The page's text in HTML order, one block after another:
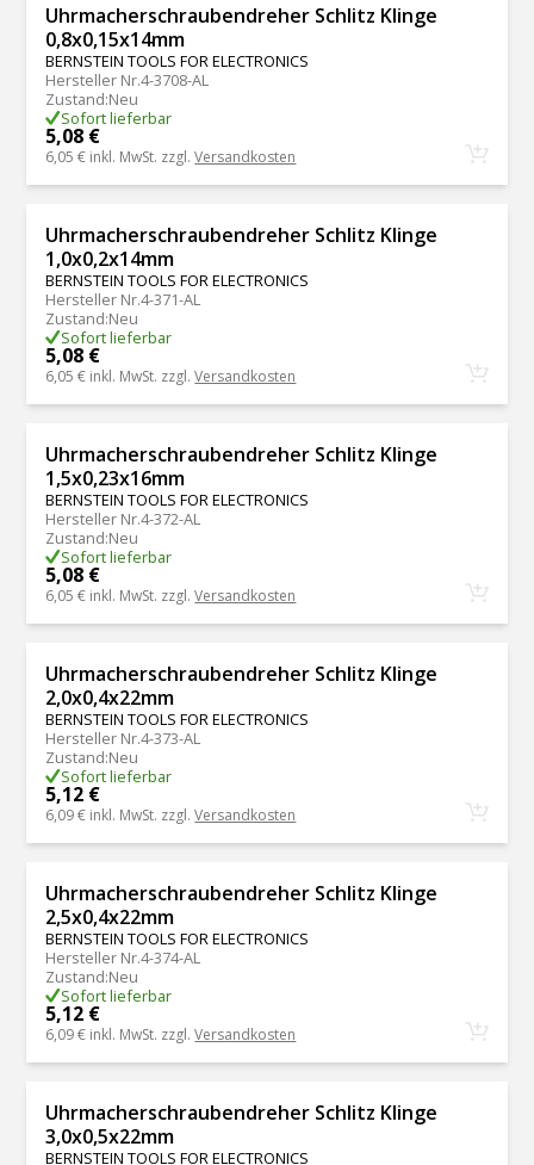
Uhrmacherschraubendreher Schlitz Klinge
0,8x0,15x14mm
BERNSTEIN TOOLS FOR ELECTRONICS
Hersteller Nr.4-3708-AL
Zustand:Neu
Sofort lieferbar
5,08 €
6,05 € inkl. MwSt. zzgl.Versandkosten
Uhrmacherschraubendreher Schlitz Klinge
1,0x0,2x14mm
BERNSTEIN TOOLS FOR ELECTRONICS
Hersteller Nr.4-371-AL
Zustand:Neu
Sofort lieferbar
5,08 €
6,05 € inkl. MwSt. zzgl.Versandkosten
Uhrmacherschraubendreher Schlitz Klinge
1,5x0,23x16mm
BERNSTEIN TOOLS FOR ELECTRONICS
Hersteller Nr.4-372-AL
Zustand:Neu
Sofort lieferbar
5,08 €
6,05 € inkl. MwSt. zzgl.Versandkosten
Uhrmacherschraubendreher Schlitz Klinge
2,0x0,4x22mm
BERNSTEIN TOOLS FOR ELECTRONICS
Hersteller Nr.4-373-AL
Zustand:Neu
Sofort lieferbar
5,12 €
6,09 € inkl. MwSt. zzgl.Versandkosten
Uhrmacherschraubendreher Schlitz Klinge
2,5x0,4x22mm
BERNSTEIN TOOLS FOR ELECTRONICS
Hersteller Nr.4-374-AL
Zustand:Neu
Sofort lieferbar
5,12 €
6,09 € inkl. MwSt. zzgl.Versandkosten
Uhrmacherschraubendreher Schlitz Klinge
3,0x0,5x22mm
BERNSTEIN TOOLS FOR ELECTRONICS